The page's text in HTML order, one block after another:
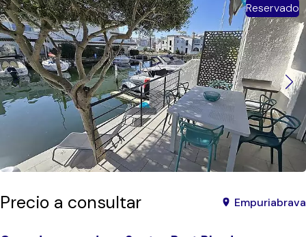
Reservado
Precio a consultar Empuriabrava